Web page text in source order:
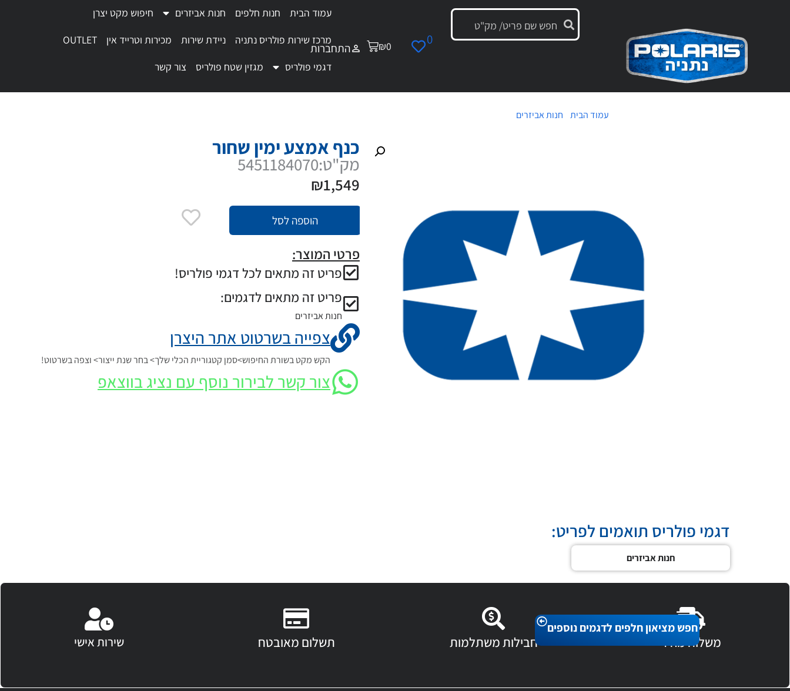
0
₪0 התחברות
עמוד הבית חנות חלפים חנות אביזרים
חיפוש מקט יצרן
מרכז שירות פולריס נתניה
ניידת שירות מכירות וטרייד אין
OUTLET
דגמי פולריס
מגזין שטח פולריס צור קשר
כנף אמצע ימין שחור
מק"ט:5451184070
₪1,549
הוספה לסל
פרטי המוצר:
פריט זה מתאים לכל דגמי פולריס!
פריט זה מתאים לדגמים:
חנות אביזרים
צפייה בשרטוט אתר היצרן
הקש מקט בשורת החיפוש>סמן קטגוריית הכלי שלך> בחר שנת ייצור> וצפה בשרטוט!
צור קשר לבירור נוסף עם נציג בווצאפ
חפש מציאון חלפים לדגמים נוספים
עמוד הבית/ חנות אביזרים
דגמי פולריס תואמים לפריט:
חנות אביזרים
משלוח מהיר חבילות משתלמות תשלום מאובטח שירות אישי